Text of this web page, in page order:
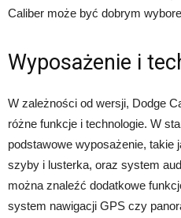
Caliber może być dobrym
Wyposażenie i
W zależności od wersji, Dodge
różne funkcje i technologie. W
podstawowe wyposażenie,
szyby i lusterka, oraz system
można znaleźć dodatkowe
system nawigacji GPS czy